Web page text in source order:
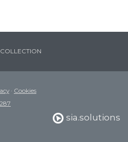
· Cookies
sia.solutions